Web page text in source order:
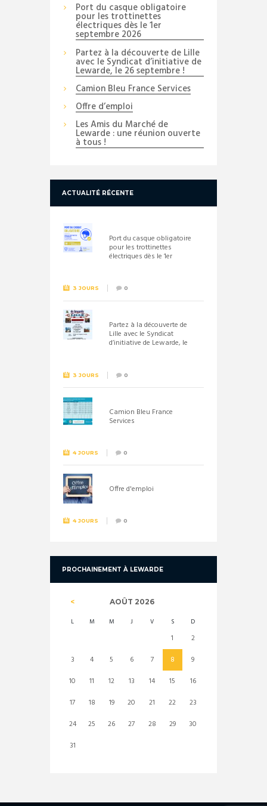
Port du casque obligatoire
pour les trottinettes
électriques dès le 1er
septembre 2026
Partez à la découverte de Lille
avec le Syndicat d’initiative de
Lewarde, le 26 septembre !
Camion Bleu France Services
Offre d’emploi
Les Amis du Marché de
Lewarde : une réunion ouverte
à tous !
ACTUALITÉ RÉCENTE
Port du casque obligatoire
pour les trottinettes
électriques dès le 1er
3 JOURS 0
Partez à la découverte de
Lille avec le Syndicat
d’initiative de Lewarde, le
3 JOURS 0
Camion Bleu France
Services
4 JOURS 0
Offre d'emploi
4 JOURS 0
PROCHAINEMENT À LEWARDE
AOÛT 2026
L M M J V S D
1
2
3
4 5 6 7 8
9
10
11 12 13 14 15
16
17
18 19 20 21 22
23
24
25 26 27 28 29
30
31